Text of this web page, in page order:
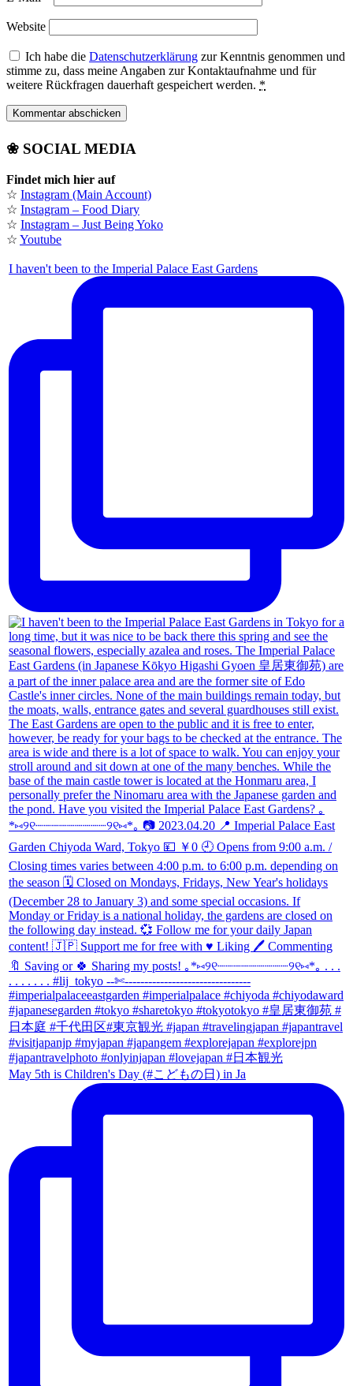
Website
Ich habe die Datenschutzerklärung zur Kenntnis genommen und
stimme zu, dass meine Angaben zur Kontaktaufnahme und für
weitere Rückfragen dauerhaft gespeichert werden. *
❀ SOCIAL MEDIA
Findet mich hier auf
☆ Instagram (Main Account)
☆ Instagram – Food Diary
☆ Instagram – Just Being Yoko
☆ Youtube
I haven't been to the Imperial Palace East Gardens
May 5th is Children's Day (#こどもの日) in Ja